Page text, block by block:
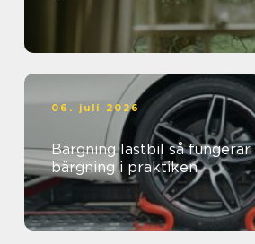
06. juli 2026
Bärgning lastbil så fungerar tung
bärgning i praktiken